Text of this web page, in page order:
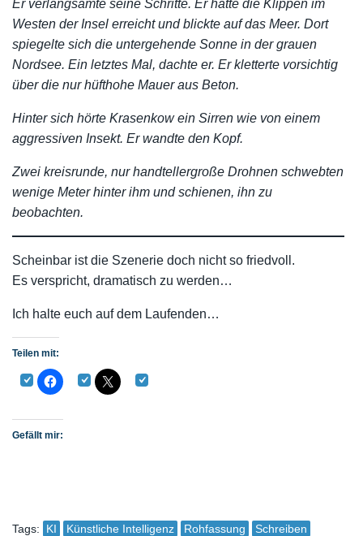
Er verlangsamte seine Schritte. Er hatte die Klippen im
Westen der Insel erreicht und blickte auf das Meer. Dort
spiegelte sich die untergehende Sonne in der grauen
Nordsee. Ein letztes Mal, dachte er. Er kletterte vorsichtig
über die nur hüfthohe Mauer aus Beton.
Hinter sich hörte Krasenkow ein Sirren wie von einem
aggressiven Insekt. Er wandte den Kopf.
Zwei kreisrunde, nur handtellergroße Drohnen schwebten
wenige Meter hinter ihm und schienen, ihn zu
beobachten.
Scheinbar ist die Szenerie doch nicht so friedvoll.
Es verspricht, dramatisch zu werden…
Ich halte euch auf dem Laufenden…
Teilen mit:
Gefällt mir:
Tags: KI Künstliche Intelligenz Rohfassung
Schreiben